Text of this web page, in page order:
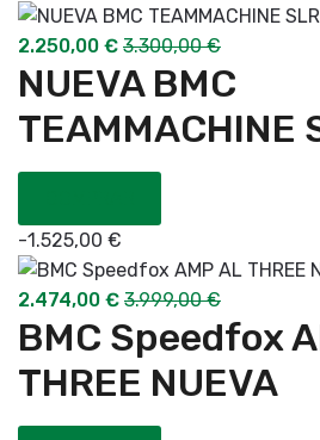
2.250,00 € 3.300,00€
NUEVA BMC
TEAMMACHINE
-1.525,00 €
2.474,00 € 3.999,00€
BMC Speedfox
THREE NUEVA